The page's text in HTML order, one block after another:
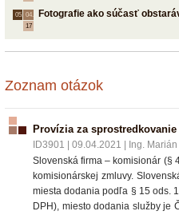
05. 04.
17
Fotografie ako súčasť
Zoznam otázok
Provízia za sprostredkovanie
ID3901 09.04.2021
Ing.
Slovenská firma – komisionár (§
komisionárskej zmluvy.
miesta dodania podľa § 15 ods.
DPH), miesto dodania služby je